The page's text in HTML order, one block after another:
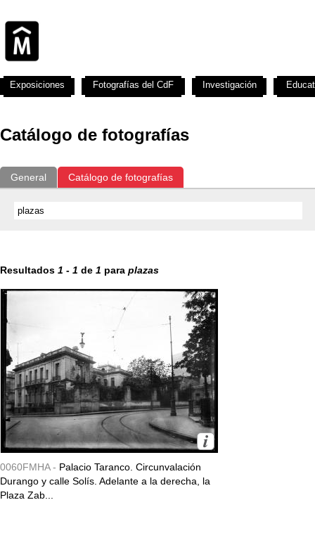
Catálogo de fotografías
General Catálogo de fotografías
Resultados 1 - 1 de 1 para plazas
0060FMHA - Palacio Taranco. Circunvalación
Durango y calle Solís. Adelante a la derecha, la
Plaza Zab...
Exposiciones Fotografías del CdF Investigación